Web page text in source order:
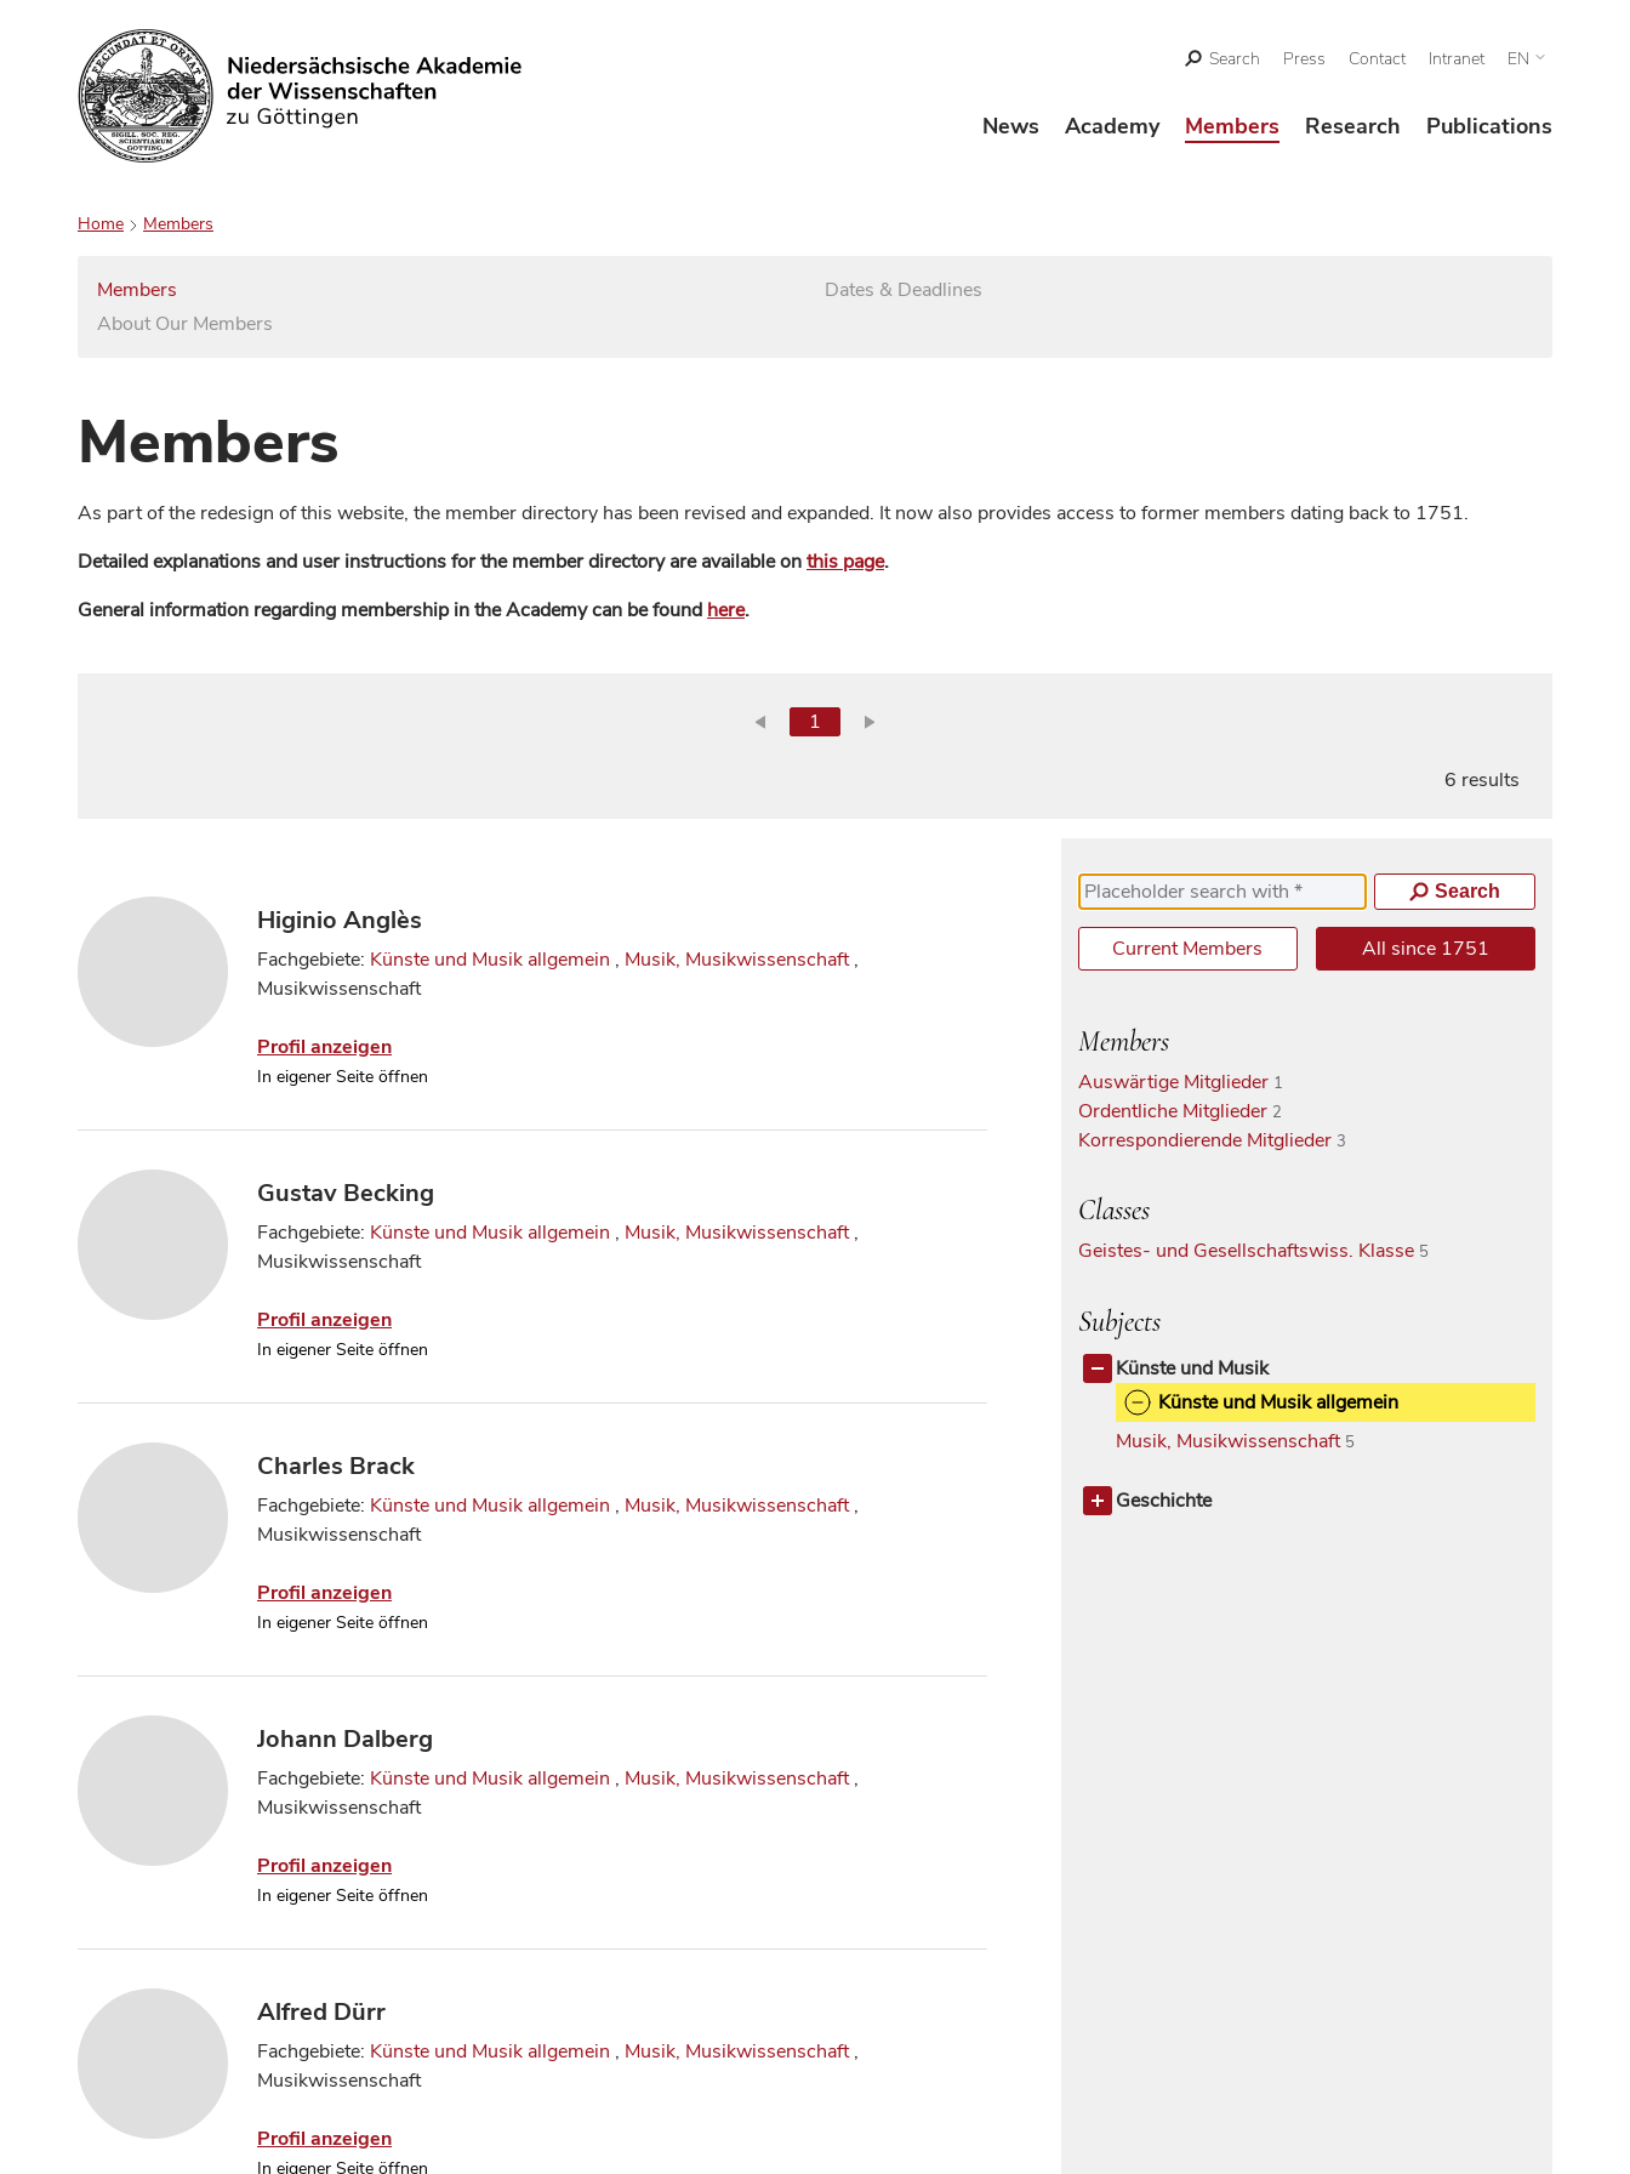
Search
Search Press Contact Intranet EN
News Academy Members Research Publications
Home Members
Members
About Our Members
Dates & Deadlines
Members
As part of the redesign of this website, the member directory has been revised and expanded. It now also provides access to former members dating back to 1751.
Detailed explanations and user instructions for the member directory are available onthis page.
General information regarding membership in the Academy can be found here.
1
6 results
Higinio Anglès
Fachgebiete: Künste und Musik allgemein , Musik, Musikwissenschaft,
Musikwissenschaft
Profil anzeigen
In eigener Seite öffnen
Gustav Becking
Fachgebiete: Künste und Musik allgemein , Musik, Musikwissenschaft,
Musikwissenschaft
Profil anzeigen
In eigener Seite öffnen
Charles Brack
Fachgebiete: Künste und Musik allgemein , Musik, Musikwissenschaft,
Musikwissenschaft
Profil anzeigen
In eigener Seite öffnen
Johann Dalberg
Fachgebiete: Künste und Musik allgemein , Musik, Musikwissenschaft,
Musikwissenschaft
Profil anzeigen
In eigener Seite öffnen
Alfred Dürr
Fachgebiete: Künste und Musik allgemein , Musik, Musikwissenschaft,
Musikwissenschaft
Profil anzeigen
In eigener Seite öffnen
Search
Current Members All since 1751
Members
Auswärtige Mitglieder 1
Ordentliche Mitglieder 2
Korrespondierende Mitglieder 3
Classes
Geistes- und Gesellschaftswiss. Klasse 5
Subjects
Künste und Musik
Künste und Musik allgemein
Musik, Musikwissenschaft 5
Geschichte